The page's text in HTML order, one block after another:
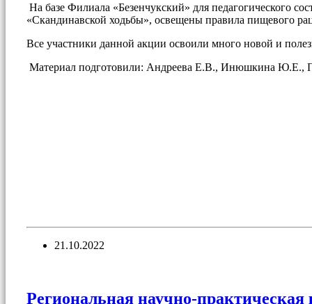
На базе Филиала «Безенчукский» для педагогического
«Скандинавской ходьбы», освещены правила пищевого
Все участники данной акции освоили много новой и
Материал подготовили: Андреева Е.В., Инюшкина Ю.Е.,
21.10.2022
Региональная научно-практическая